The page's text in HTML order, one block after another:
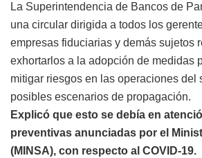
La Superintendencia de Bancos de
una circular dirigida a todos los
empresas fiduciarias y demás sujetos
exhortarlos a la adopción de medidas
mitigar riesgos en las operaciones del
posibles escenarios de propagación.
Explicó que esto se debía en
preventivas anunciadas por el
(MINSA), con respecto al COVID-19.